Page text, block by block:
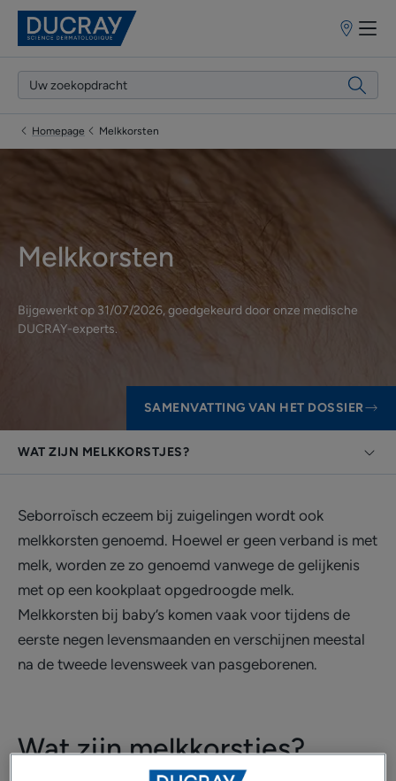
Homepage Melkkorsten
Melkkorsten
Bijgewerkt op 31/07/2026, goedgekeurd dooronze medische
DUCRAY-experts.
SAMENVATTING VAN HET DOSSIER
WAT ZIJN MELKKORSTJES?
Seborroïsch eczeem bij zuigelingen wordt ook
melkkorsten genoemd. Hoewel er geen verband is met
melk, worden ze zo genoemd vanwege de gelijkenis
met op een kookplaat opgedroogde melk.
Melkkorsten bij baby’s komen vaak voor tijdens de
eerste negen levensmaanden en verschijnen meestal
na de tweede levensweek van pasgeborenen.
Wat zijn melkkorstjes?